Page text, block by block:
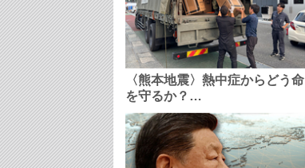
〈熊本地震〉熱中症からどう命
を守るか？…